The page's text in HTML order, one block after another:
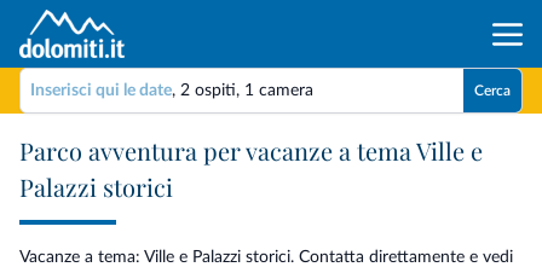
Inserisci qui le date, 2 ospiti, 1 camera Cerca
Parco avventura per vacanze a tema Ville e
Palazzi storici
Vacanze a tema: Ville e Palazzi storici. Contatta direttamente e vedi